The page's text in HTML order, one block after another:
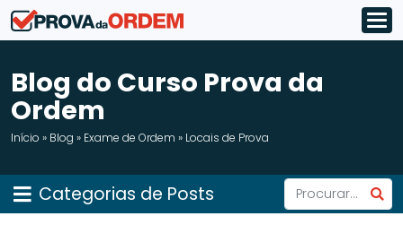
Blog do Curso Prova da
Ordem
Início » Blog » Exame de Ordem » Locais de Prova
Categorias de Posts